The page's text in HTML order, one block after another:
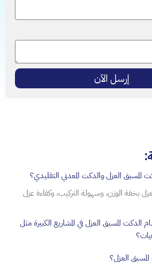
إرسل الآن
المسبق العزل والدكت المعدني التقليدي؟
بخفة الوزن، وسهولة التركيب، وكفاءة عزل
المسبق العزل في المشاريع الكبيرة مثل
العزل؟